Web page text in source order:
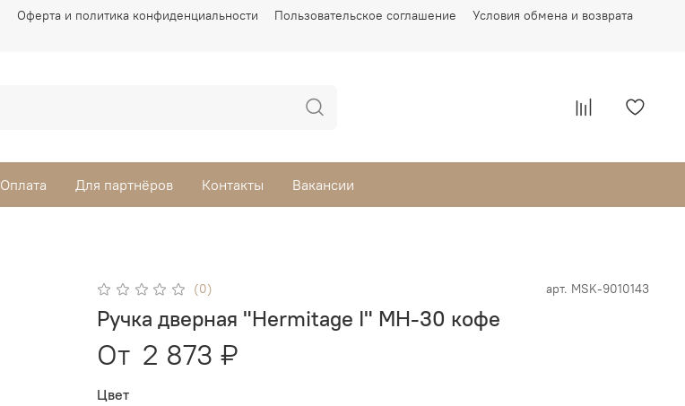
Оферта и политика конфиденциальности Пользовательское соглашение Условия обмена и возврата
Оплата Для партнёров Контакты Вакансии
(0) арт. MSK-9010143
Ручка дверная "Hermitage I" MH-30 кофе
От 2 873 ₽
Цвет